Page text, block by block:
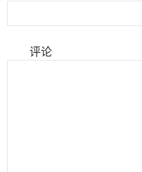
评论